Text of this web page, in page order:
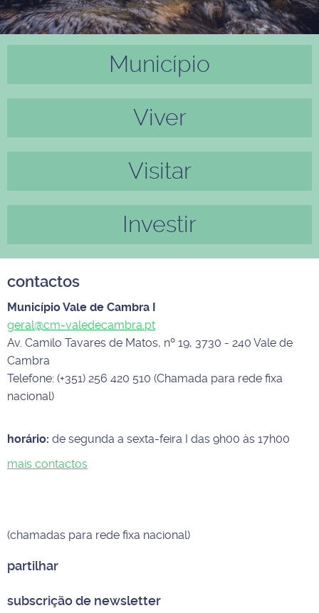
Município
Viver
Visitar
Investir
contactos
Município Vale de Cambra I
geral@cm-valedecambra.pt
Av. Camilo Tavares de Matos, nº 19, 3730 - 240 Vale de
Cambra
Telefone: (+351) 256 420 510 (Chamada para rede fixa
nacional)
horário: de segunda a sexta-feira I das 9h00 às 17h00
mais contactos
(chamadas para rede fixa nacional)
partilhar
subscrição de newsletter